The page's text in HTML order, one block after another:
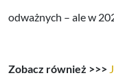
odważnych – ale w
Zobacz również >>>